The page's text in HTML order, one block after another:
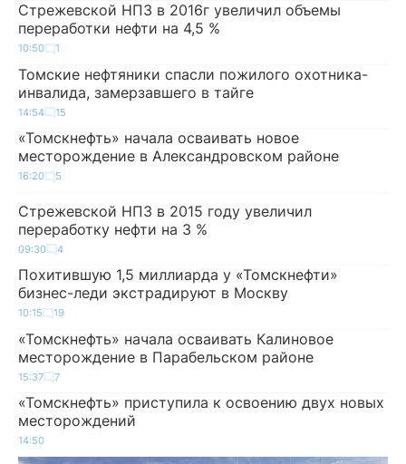
Стрежевской НПЗ в 2016г увеличил объемы
переработки нефти на 4,5 %
10:50 1
Томские нефтяники спасли пожилого охотника-
инвалида, замерзавшего в тайге
14:54 15
«Томскнефть» начала осваивать новое
месторождение в Александровском районе
16:20 5
Стрежевской НПЗ в 2015 году увеличил
переработку нефти на 3 %
09:30 4
Похитившую 1,5 миллиарда у «Томскнефти»
бизнес-леди экстрадируют в Москву
10:15 19
«Томскнефть» начала осваивать Калиновое
месторождение в Парабельском районе
15:37 7
«Томскнефть» приступила к освоению двух новых
месторождений
14:50